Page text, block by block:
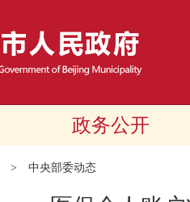
政务公开
> 中央部委动态